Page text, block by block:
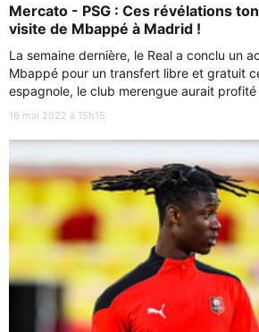
Mercato - PSG : Ces révélations
visite de Mbappé à Madrid !
La semaine dernière, le Real a conclu un
Mbappé pour un transfert libre et gratuit
espagnole, le club merengue aurait profité
16 mai 2022 à 15h15